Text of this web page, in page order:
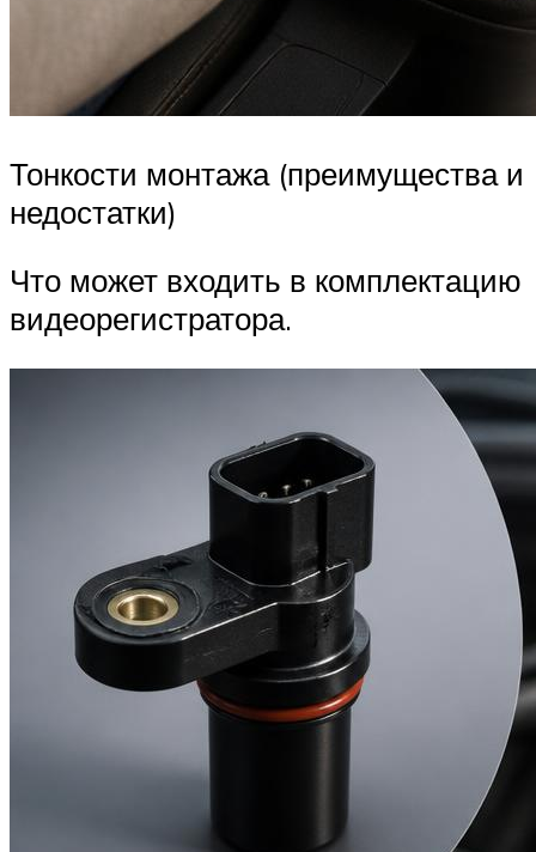
Тонкости монтажа (преимущества и
недостатки)
Что может входить в комплектацию
видеорегистратора.